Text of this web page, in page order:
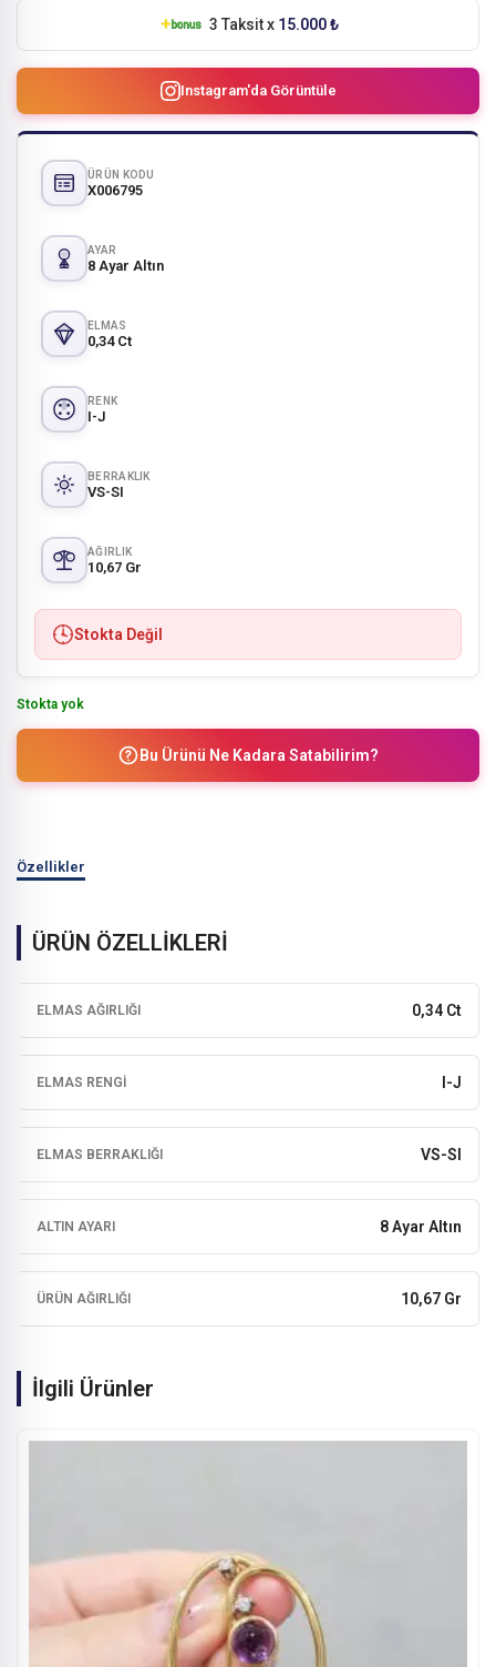
3 Taksit x 15.000 ₺
Instagram'da Görüntüle
ÜRÜN KODU
X006795
AYAR
8 Ayar Altın
ELMAS
0,34 Ct
RENK
I-J
BERRAKLIK
VS-SI
AĞIRLIK
10,67 Gr
Stokta Değil
Stokta yok
Bu Ürünü Ne Kadara Satabilirim?
Özellikler
ÜRÜN ÖZELLİKLERİ
ELMAS AĞIRLIĞI 0,34 Ct
ELMAS RENGI I-J
ELMAS BERRAKLIĞI VS-SI
ALTIN AYARI 8 Ayar Altın
ÜRÜN AĞIRLIĞI 10,67 Gr
İlgili Ürünler